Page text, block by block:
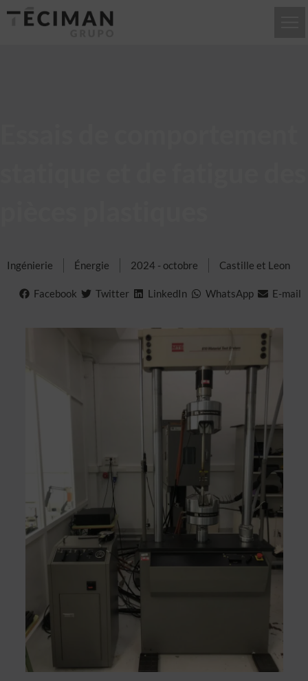
Ingénierie Énergie 2024 - octobre Castille et Leon
Facebook Twitter LinkedIn WhatsApp E-mail